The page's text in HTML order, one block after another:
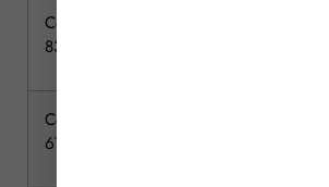
Comprise entre 552 324 € et 902
838 €
Comprise entre 902 838 € et 1 805
677 €